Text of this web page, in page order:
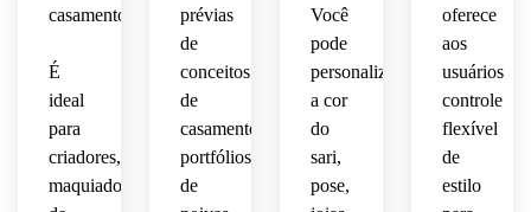
casamento.
É
ideal
para
criadores,
maquiadores
prévias
de
conceitos
de
casamento,
portfólios
de
Você
pode
personalizar
a cor
do
sari,
pose,
oferece
aos
usuários
controle
flexível
de
estilo